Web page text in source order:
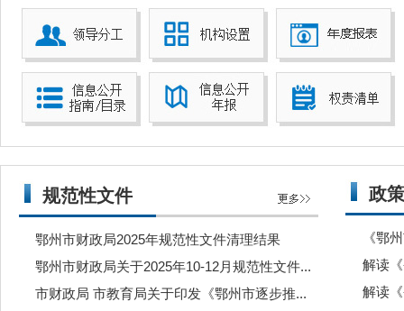
规范性文件
鄂州市财政局2025年规范性文件清理结果
鄂州市财政局关于2025年10-12月规范性文件...
市财政局 市教育局关于印发《鄂州市逐步推...
政
《鄂
解读